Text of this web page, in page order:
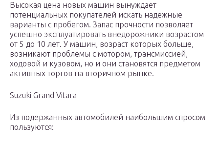
Высокая цена новых машин вынуждает
потенциальных покупателей искать надежные
варианты с пробегом. Запас прочности позволяет
успешно эксплуатировать внедорожники возрастом
от 5 до 10 лет. У машин, возраст которых больше,
возникают проблемы с мотором, трансмиссией,
ходовой и кузовом, но и они становятся предметом
активных торгов на вторичном рынке.
Suzuki Grand Vitara
Из подержанных автомобилей наибольшим спросом
пользуются: